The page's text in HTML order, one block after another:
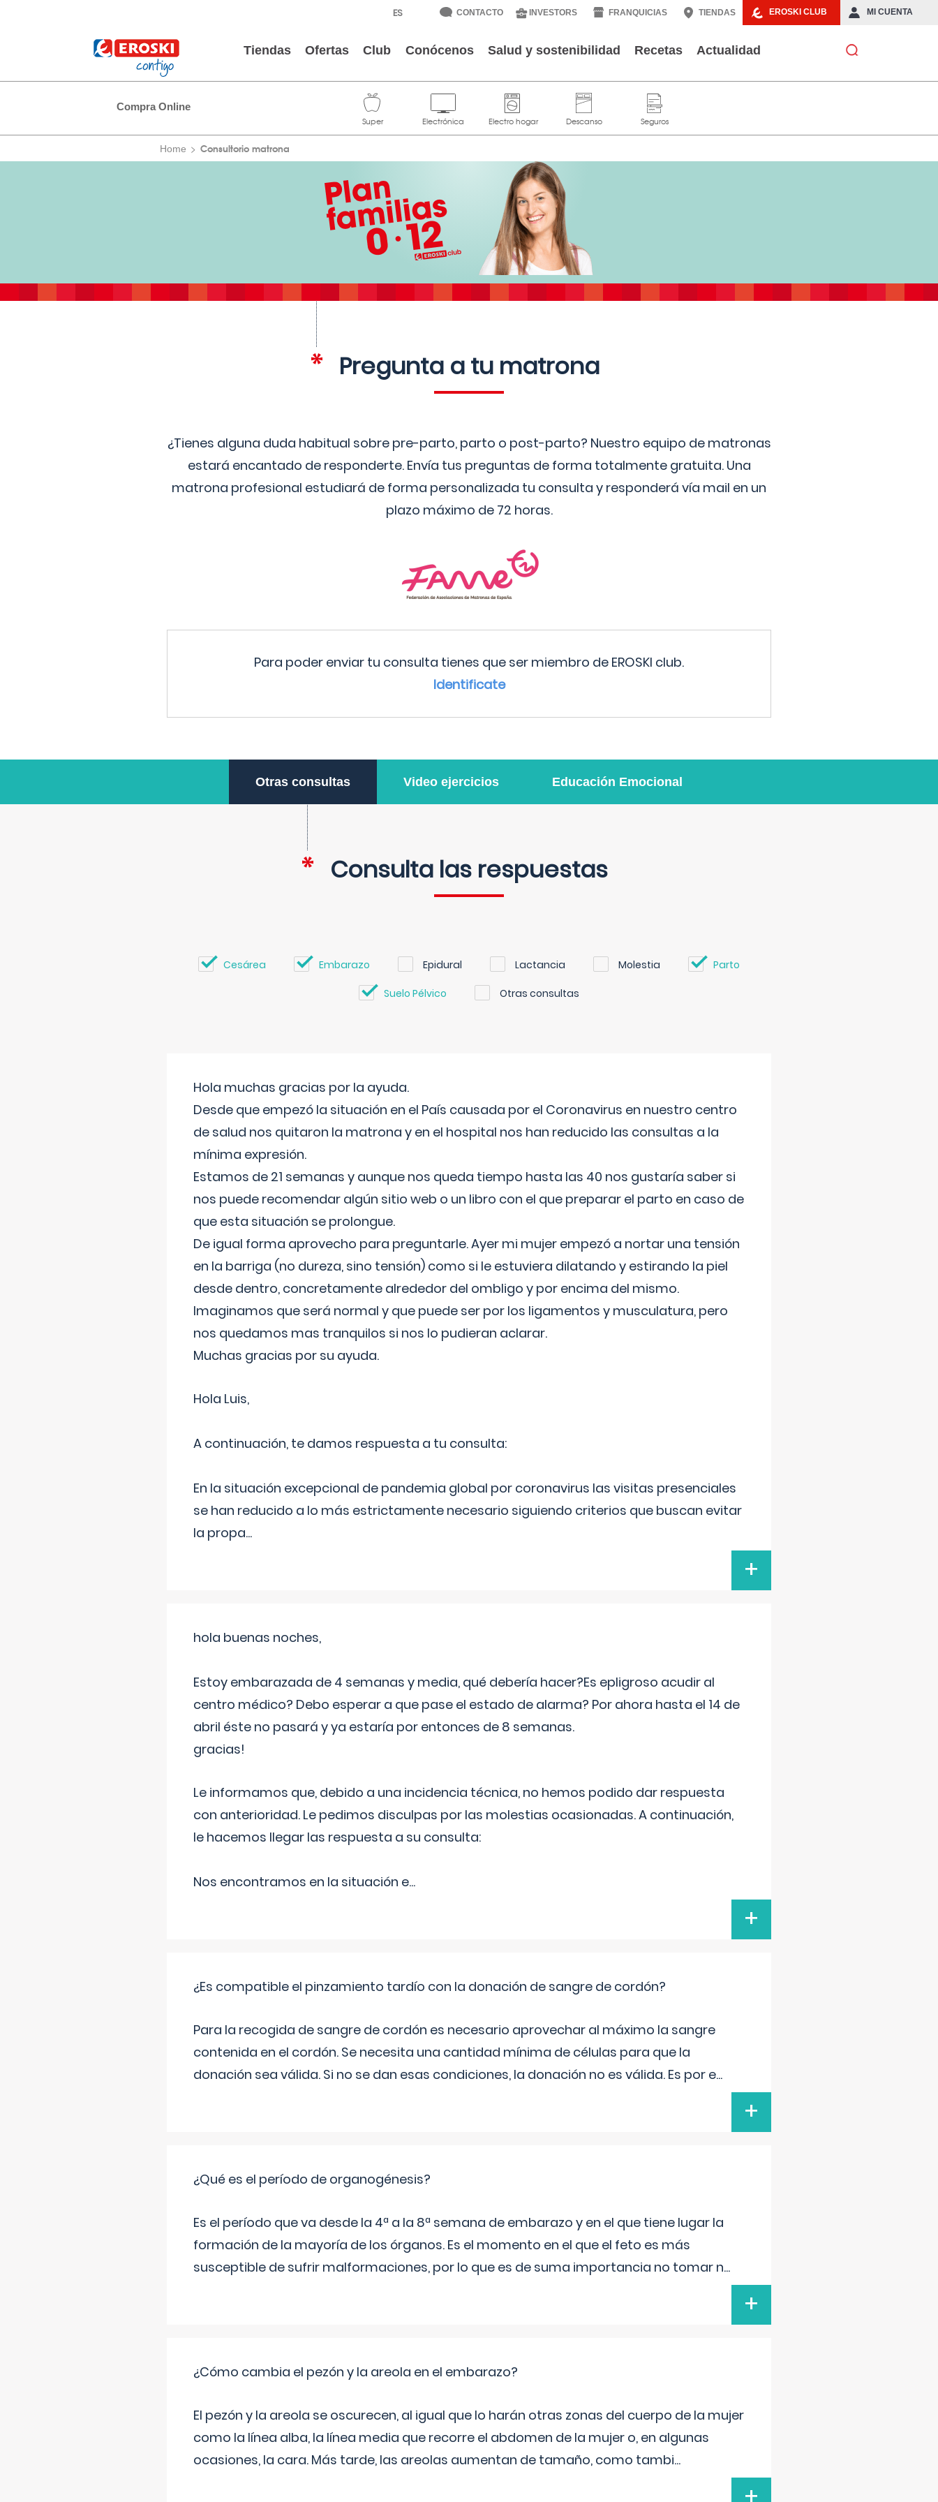
EROSKI CLUB MI CUENTA
CONTACTO INVESTORS FRANQUICIAS TIENDAS
Tiendas Ofertas Club Conócenos Salud y sostenibilidad Recetas Actualidad
Compra Online
Home Consultorio matrona
Pregunta a tu matrona
¿Tienes alguna duda habitual sobre pre-parto, parto o post-parto? Nuestro equipo de matronas
estará encantado de responderte. Envía tus preguntas de forma totalmente gratuita. Una
matrona profesional estudiará de forma personalizada tu consulta y responderá vía mail en un
plazo máximo de 72 horas.
Para poder enviar tu consulta tienes que ser miembro de EROSKI club.
Identificate
Otras consultas Video ejercicios Educación Emocional
Consulta las respuestas
Cesárea Embarazo Epidural Lactancia Molestia Parto
Suelo Pélvico Otras consultas
Hola muchas gracias por la ayuda.
Desde que empezó la situación en el País causada por el Coronavirus en nuestro centro
de salud nos quitaron la matrona y en el hospital nos han reducido las consultas a la
mínima expresión.
Estamos de 21 semanas y aunque nos queda tiempo hasta las 40 nos gustaría saber si
nos puede recomendar algún sitio web o un libro con el que preparar el parto en caso de
que esta situación se prolongue.
De igual forma aprovecho para preguntarle. Ayer mi mujer empezó a nortar una tensión
en la barriga (no dureza, sino tensión) como si le estuviera dilatando y estirando la piel
desde dentro, concretamente alrededor del ombligo y por encima del mismo.
Imaginamos que será normal y que puede ser por los ligamentos y musculatura, pero
nos quedamos mas tranquilos si nos lo pudieran aclarar.
Muchas gracias por su ayuda.
Hola Luis,
A continuación, te damos respuesta a tu consulta:
En la situación excepcional de pandemia global por coronavirus las visitas presenciales
se han reducido a lo más estrictamente necesario siguiendo criterios que buscan evitar
la propa...
+
hola buenas noches,
Estoy embarazada de 4 semanas y media, qué debería hacer?Es epligroso acudir al
centro médico? Debo esperar a que pase el estado de alarma? Por ahora hasta el 14 de
abril éste no pasará y ya estaría por entonces de 8 semanas.
gracias!
Le informamos que, debido a una incidencia técnica, no hemos podido dar respuesta
con anterioridad. Le pedimos disculpas por las molestias ocasionadas. A continuación,
le hacemos llegar las respuesta a su consulta:
Nos encontramos en la situación e...
+
¿Es compatible el pinzamiento tardío con la donación de sangre de cordón?
Para la recogida de sangre de cordón es necesario aprovechar al máximo la sangre
contenida en el cordón. Se necesita una cantidad mínima de células para que la
donación sea válida. Si no se dan esas condiciones, la donación no es válida. Es por e...
+
¿Qué es el período de organogénesis?
Es el período que va desde la 4ª a la 8ª semana de embarazo y en el que tiene lugar la
formación de la mayoría de los órganos. Es el momento en el que el feto es más
susceptible de sufrir malformaciones, por lo que es de suma importancia no tomar n...
+
¿Cómo cambia el pezón y la areola en el embarazo?
El pezón y la areola se oscurecen, al igual que lo harán otras zonas del cuerpo de la mujer
como la línea alba, la línea media que recorre el abdomen de la mujer o, en algunas
ocasiones, la cara. Más tarde, las areolas aumentan de tamaño, como tambi...